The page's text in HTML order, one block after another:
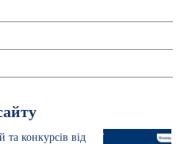
та конкурсів від